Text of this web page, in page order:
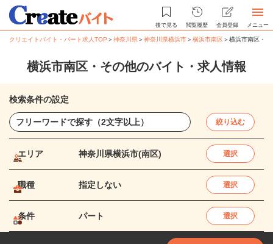
後で見る 閲覧履歴 会員登録 メニュー
クリエイトバイト・パート求人TOP ＞神奈川県＞神奈川県横浜市＞横浜市南区＞横浜市南区・
横浜市南区・その他のバイト・求人情報
検索条件の設定
絞り込む
エリア 神奈川県横浜市(南区) 選択
職種 指定しない 選択
条件 パート 選択